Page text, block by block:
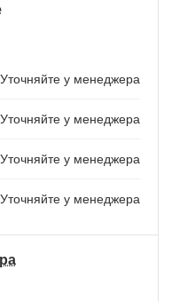
Уточняйте у менеджера
Уточняйте у менеджера
Уточняйте у менеджера
Уточняйте у менеджера